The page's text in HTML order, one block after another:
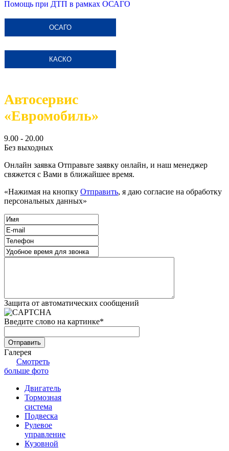
Помощь при ДТП в рамках ОСАГО
ОСАГО
КАСКО
Автосервис
«Евромобиль»
9.00 - 20.00
Без выходных
Онлайн заявка Отправьте заявку онлайн, и наш менеджер
свяжется с Вами в ближайшее время.
«Нажимая на кнопку Отправить, я даю согласие на обработку
персональных данных»
Защита от автоматических сообщений
Введите слово на картинке*
Галерея
Смотреть
больше фото
Двигатель
Тормозная
система
Подвеска
Рулевое
управление
Кузовной